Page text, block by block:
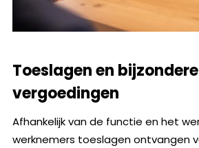
Toeslagen en bijzondere
vergoedingen
Afhankelijk van de functie en het
werknemers toeslagen ontvangen